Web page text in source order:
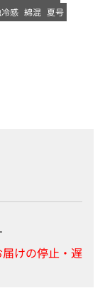
感 綿混 夏号